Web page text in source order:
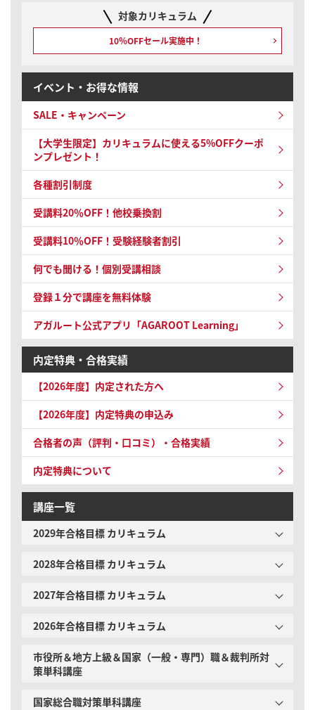
対象カリキュラム
10％OFFセール実施中！
イベント・お得な情報
SALE・キャンペーン
【大学生限定】カリキュラムに使える5%OFFクーポ
ンプレゼント！
各種割引制度
受講料20％OFF！他校乗換割
受講料10％OFF！ 受験経験者割引
何でも聞ける！個別受講相談
登録１分で講座を無料体験
アガルート公式アプリ「AGAROOT Learning」
内定特典・合格実績
【2026年度】内定された方へ
【2026年度】内定特典の申込み
合格者の声（評判・口コミ）・合格実績
内定特典について
講座一覧
2029年合格目標 カリキュラム
2028年合格目標 カリキュラム
2027年合格目標 カリキュラム
2026年合格目標 カリキュラム
市役所＆地方上級＆国家（一般・専門）職＆裁判所対
策単科講座
国家総合職対策単科講座